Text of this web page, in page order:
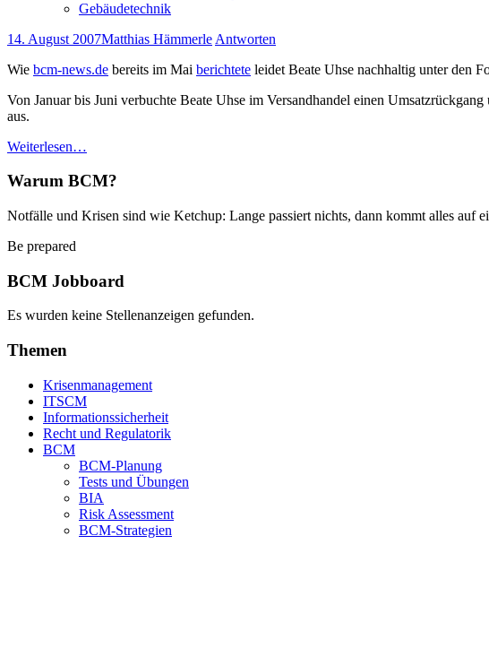
Gebäudetechnik
14. August 2007Matthias Hämmerle Antworten
Wie bcm-news.de bereits im Mai berichtete leidet Beate Uhse nachhaltig unter den
Von Januar bis Juni verbuchte Beate Uhse im Versandhandel einen
aus.
Weiterlesen…
Warum BCM?
Notfälle und Krisen sind wie Ketchup: Lange passiert nichts, dann kommt alles auf
Be prepared
BCM Jobboard
Es wurden keine Stellenanzeigen gefunden.
Themen
Krisenmanagement
ITSCM
Informationssicherheit
Recht und Regulatorik
BCM
BCM-Planung
Tests und Übungen
BIA
Risk Assessment
BCM-Strategien